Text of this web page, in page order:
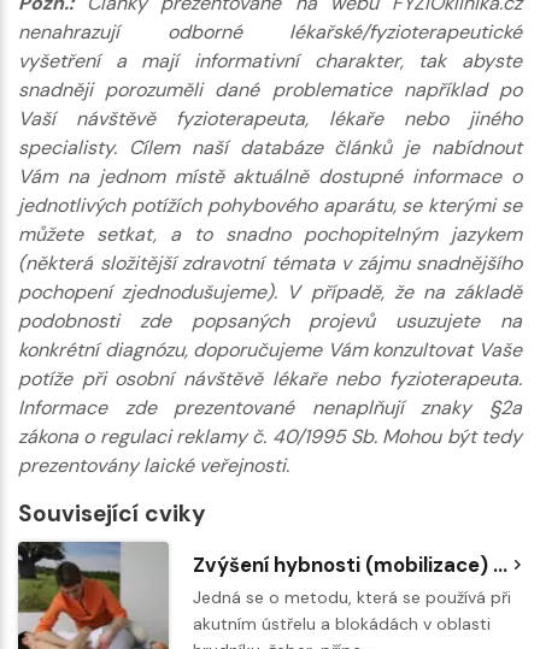
nenahrazují odborné lékařské/fyzioterapeutické
vyšetření a mají informativní charakter, tak abyste
snadněji porozuměli dané problematice například po
Vaší návštěvě fyzioterapeuta, lékaře nebo jiného
specialisty. Cílem naší databáze článků je nabídnout
Vám na jednom místě aktuálně dostupné informace o
jednotlivých potížích pohybového aparátu, se kterými se
můžete setkat, a to snadno pochopitelným jazykem
(některá složitější zdravotní témata v zájmu snadnějšího
pochopení zjednodušujeme). V případě, že na základě
podobnosti zde popsaných projevů usuzujete na
konkrétní diagnózu, doporučujeme Vám konzultovat Vaše
potíže při osobní návštěvě lékaře nebo fyzioterapeuta.
Informace zde prezentované nenaplňují znaky §2a
zákona o regulaci reklamy č. 40/1995 Sb. Mohou být tedy
prezentovány laické veřejnosti.
Související cviky
Zvýšení hybnosti (mobilizace) bederní páteře s fyzioterapeutem
Jedná se o metodu, která se používá při
akutním ústřelu a blokádách v oblasti